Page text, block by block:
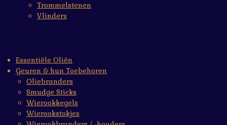
Trommelstenen
Vlinders
Essentiële Oliën
Geuren & hun Toebehoren
Oliebranders
Smudge Sticks
Wierookkegels
Wierookstokjes